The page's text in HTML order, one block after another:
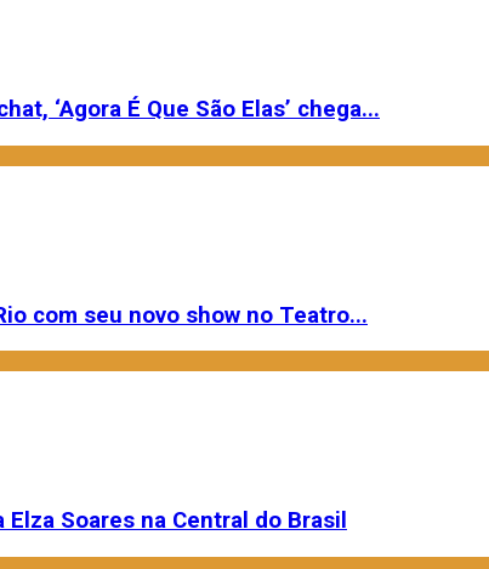
‘Agora É Que São Elas’ chega...
com seu novo show no Teatro...
Soares na Central do Brasil